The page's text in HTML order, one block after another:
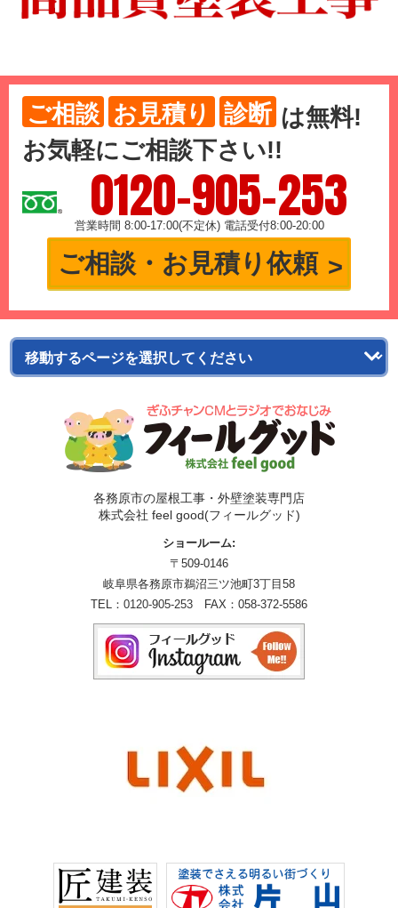
ご相談 お見積り 診断 は無料!
お気軽にご相談下さい!!
0120-905-253
営業時間 8:00-17:00(不定休) 電話受付8:00-20:00
ご相談・お見積り依頼
各務原市の屋根工事・外壁塗装専門店
株式会社 feel good(フィールグッド)
ショールーム:
〒509-0146
岐阜県各務原市鵜沼三ツ池町3丁目58
TEL： 0120-905-253 FAX：058-372-5586